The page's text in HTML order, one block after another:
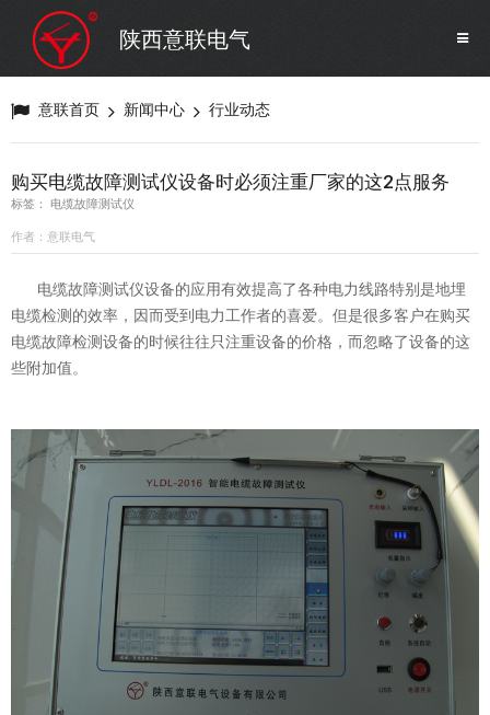
电力安全工器具
修试辅助设备
陕西意联电气
意联首页 新闻中心 行业动态
购买电缆故障测试仪设备时必须注重厂家的这2点服务
标签： 电缆故障测试仪
作者：意联电气
电缆故障测试仪设备的应用有效提高了各种电力线路特别是地埋
电缆检测的效率，因而受到电力工作者的喜爱。但是很多客户在购买
电缆故障检测设备的时候往往只注重设备的价格，而忽略了设备的这
些附加值。